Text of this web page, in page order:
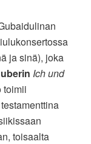
ja sinä), joka
Ich und
toimii
toisaalta